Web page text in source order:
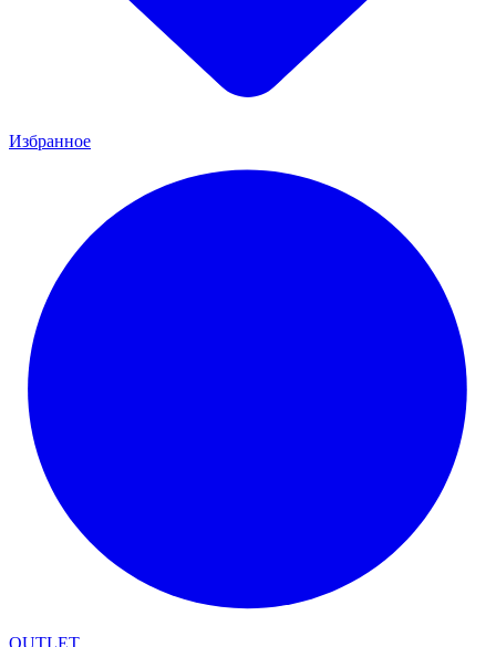
Избранное